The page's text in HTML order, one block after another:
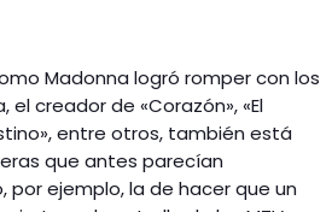
Madonna logró romper con los
creador de «Corazón», «El
entre otros, también está
que antes parecían
por ejemplo, la de hacer que un